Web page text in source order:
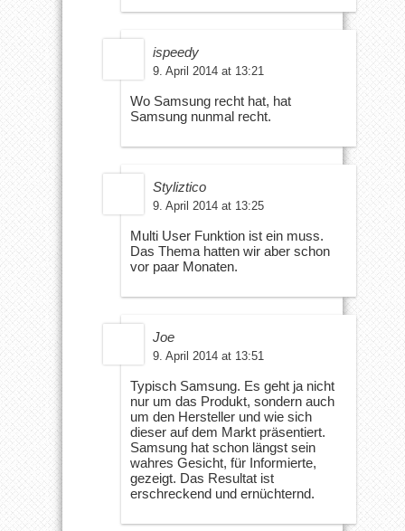
ispeedy
9. April 2014 at 13:21
Wo Samsung recht hat, hat
Samsung nunmal recht.
Styliztico
9. April 2014 at 13:25
Multi User Funktion ist ein muss.
Das Thema hatten wir aber schon
vor paar Monaten.
Joe
9. April 2014 at 13:51
Typisch Samsung. Es geht ja nicht
nur um das Produkt, sondern auch
um den Hersteller und wie sich
dieser auf dem Markt präsentiert.
Samsung hat schon längst sein
wahres Gesicht, für Informierte,
gezeigt. Das Resultat ist
erschreckend und ernüchternd.